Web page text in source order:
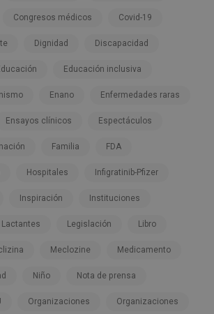
Congresos médicos Covid-19
Dignidad Discapacidad
Educación inclusiva
Enano Enfermedades raras
Ensayos clínicos Espectáculos
Familia FDA
Hospitales Infigratinib-Pfizer
Inspiración Instituciones
Lactantes Legislación Libro
Meclozine Medicamento
Niño Nota de prensa
Organizaciones Organizaciones